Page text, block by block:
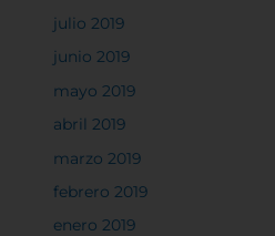
julio 2019
junio 2019
mayo 2019
abril 2019
marzo 2019
febrero 2019
enero 2019